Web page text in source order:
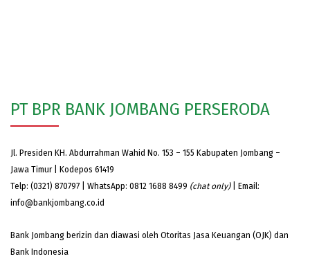
PT BPR BANK JOMBANG PERSERODA
Jl. Presiden KH. Abdurrahman Wahid No. 153 – 155 Kabupaten Jombang –
Jawa Timur | Kodepos 61419
Telp: (0321) 870797 | WhatsApp: 0812 1688 8499 (chat only)| Email:
info@bankjombang.co.id
Bank Jombang berizin dan diawasi oleh Otoritas Jasa Keuangan (OJK) dan
Bank Indonesia